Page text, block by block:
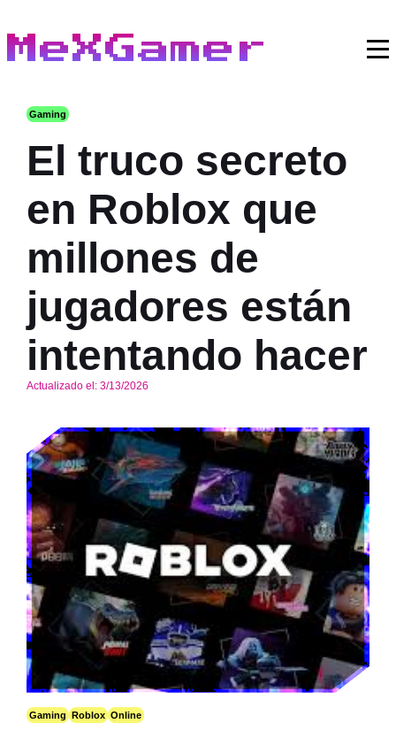
MeXGamer
Gaming
El truco secreto
en Roblox que
millones de
jugadores están
intentando hacer
Actualizado el: 3/13/2026
Gaming Roblox Online